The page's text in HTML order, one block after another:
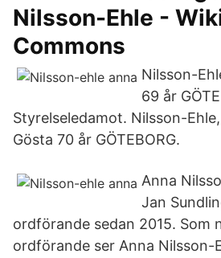
Nilsson-Ehle -
Commons
Nilsson-
69 år
Styrelseledamot. Nilsson-
Gösta 70 år GÖTEBORG.
Anna
Jan
ordförande sedan 2015. Som
ordförande ser Anna Nilsson-